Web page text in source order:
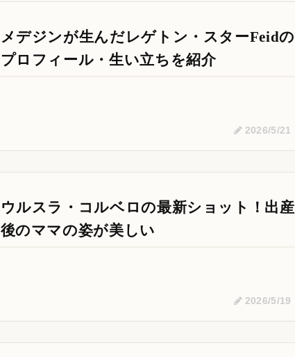
メデジンが生んだレゲトン・スターFeidの
プロフィール・生い立ちを紹介
2026/5/21
ウルスラ・コルベロの最新ショット！出産
後のママの姿が美しい
2026/5/19